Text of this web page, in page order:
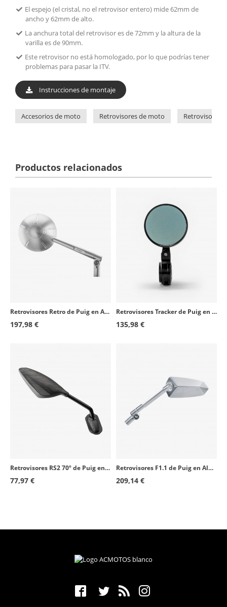
El espejo (el cristal, no el retrovisor entero) mide 62mm de
ancho y 62mm de alto.
La anchura total del retrovisor es de 72mm y la altura de la
varilla es de 90mm.
Este retrovisor no está homologado, por lo que podrías tener
problemas para pasar la ITV.
Instrucciones de montaje
Accesorios de moto Retrovisores de moto Retrovisores
Productos relacionados
Retrovisores Retro de Puig en Aluminio anodizado 9794D+9795D
197,98 €
Retrovisores Tracker de Puig en Negro 9506Nx2
135,98 €
Retrovisores RS2 70º de Puig en Símil carbono 7354C+7355C
77,97 €
Retrovisores F1.1 de Puig en Aluminio anodizado 017DD+018DD
209,14 €